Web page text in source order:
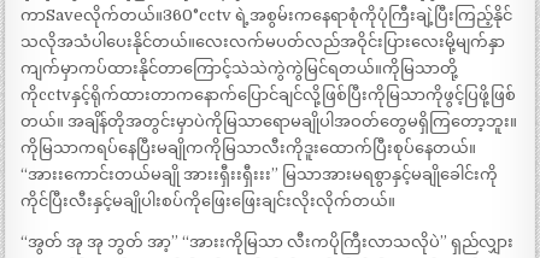
ကာSaveလိုက်တယ်။360°cctv ရဲ့အစွမ်းကနေရာစုံကိုပုံကြီးချဲ့ပြီးကြည့်နိုင်
သလိုအသံပါပေးနိုင်တယ်။လေးလက်မပတ်လည်အဝိုင်းပြားလေးမို့မျက်နှာ
ကျက်မှာကပ်ထားနိုင်တာကြောင့်သဲသဲကွဲကွဲမြင်ရတယ်။ကိုမြသာတို့
ကိုcctvနှင့်ရိုက်ထားတာကနောက်ပြောင်ချင်လို့ဖြစ်ပြီးကိုမြသာကိုဖွင့်ပြဖို့ဖြစ်
တယ်။ အချိန်တိုအတွင်းမှာပဲကိုမြသာရောမချိုပါအဝတ်တွေမရှိကြတော့ဘူး။
ကိုမြသာကရပ်နေပြီးမချိုကကိုမြသာလီးကိုဒူးထောက်ပြီးစုပ်နေတယ်။
“အားးကောင်းတယ်မချို အားးရှီးးရှီးးး” မြသာအားမရစွာနှင့်မချိုခေါင်းကို
ကိုင်ပြီးလီးနှင့်မချိုပါးစပ်ကိုဖြေးဖြေးချင်းလိုးလိုက်တယ်။
“အွတ် အု အု ဘွတ် အာ့” “အားးကိုမြသာ လီးကပိုကြီးလာသလိုပဲ” ရှည်လျှား